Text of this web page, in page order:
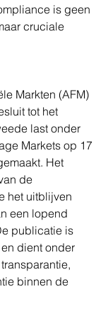
is geen
cruciale
Markten (AFM)
tot het
last onder
Markets op 17
Het
de
het uitblijven
een lopend
publicatie is
dient onder
binnen de